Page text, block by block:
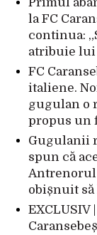
Primul
la FC
continua:
atribuie lui
FC
italiene.
gugulan o
propus un
Gugulanii
spun că
Antrenorul
obișnuit
EXCLUSIV